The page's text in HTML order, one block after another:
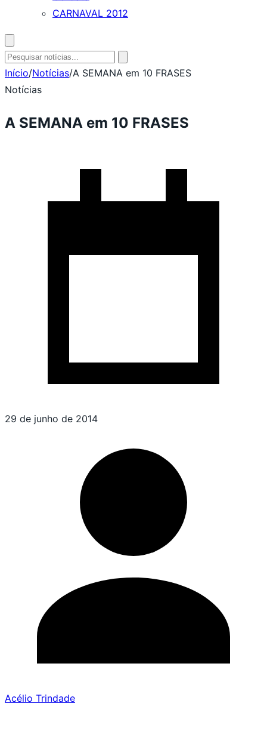
CARNAVAL 2012
busca
Pesquisar
por:
Início/Notícias/A SEMANA em 10 FRASES
Notícias
A SEMANA em 10 FRASES
29 de junho de 2014
Acélio Trindade